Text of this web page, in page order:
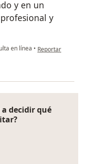
y en un
y
en línea • en opinión del
Reportar
decidir qué